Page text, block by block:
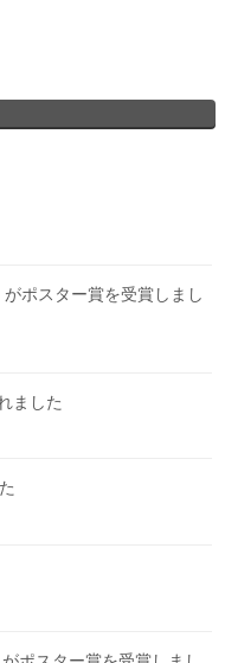
ポスター賞を受賞しまし
ました